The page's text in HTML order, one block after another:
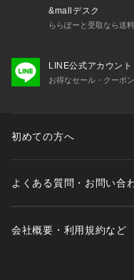
&mallデスク
ららぽーと受取なら送
LINE公式アカウント
お得なセール・クーポ
初めての方へ
よくある質問・お問い合
会社概要・利用規約など